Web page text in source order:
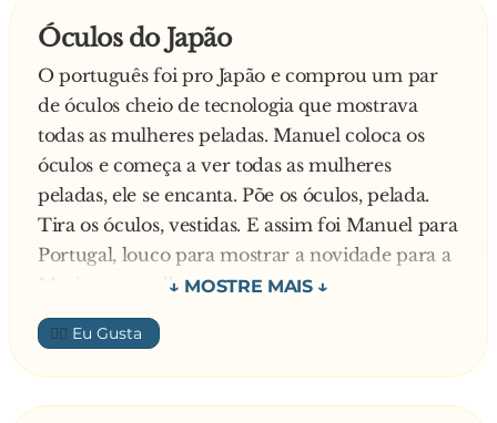
— Armário.
carro se não eu pulo do vaso!!!
Óculos do Japão
O português foi pro Japão e comprou um par
de óculos cheio de tecnologia que mostrava
todas as mulheres peladas. Manuel coloca os
óculos e começa a ver todas as mulheres
peladas, ele se encanta. Põe os óculos, pelada.
Tira os óculos, vestidas. E assim foi Manuel para
Portugal, louco para mostrar a novidade para a
Maria, sua mulher.
Quando chega em casa, já coloca os óculos para
pegar Maria pelada. Abre a porta e vê Maria e
um homem no sofá pelados. Tira os óculos,
pelados. Põe os óculos, pelados. Tira, pelados.
👍🏼